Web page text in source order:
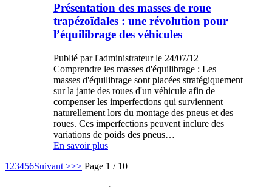
Présentation des masses de roue
trapézoïdales : une révolution pour
l’équilibrage des véhicules
Publié par l'administrateur le 24/07/12
Comprendre les masses d'équilibrage : Les
masses d'équilibrage sont placées stratégiquement
sur la jante des roues d'un véhicule afin de
compenser les imperfections qui surviennent
naturellement lors du montage des pneus et des
roues. Ces imperfections peuvent inclure des
variations de poids des pneus…
En savoir plus
1 23456Suivant >>> Page 1 / 10